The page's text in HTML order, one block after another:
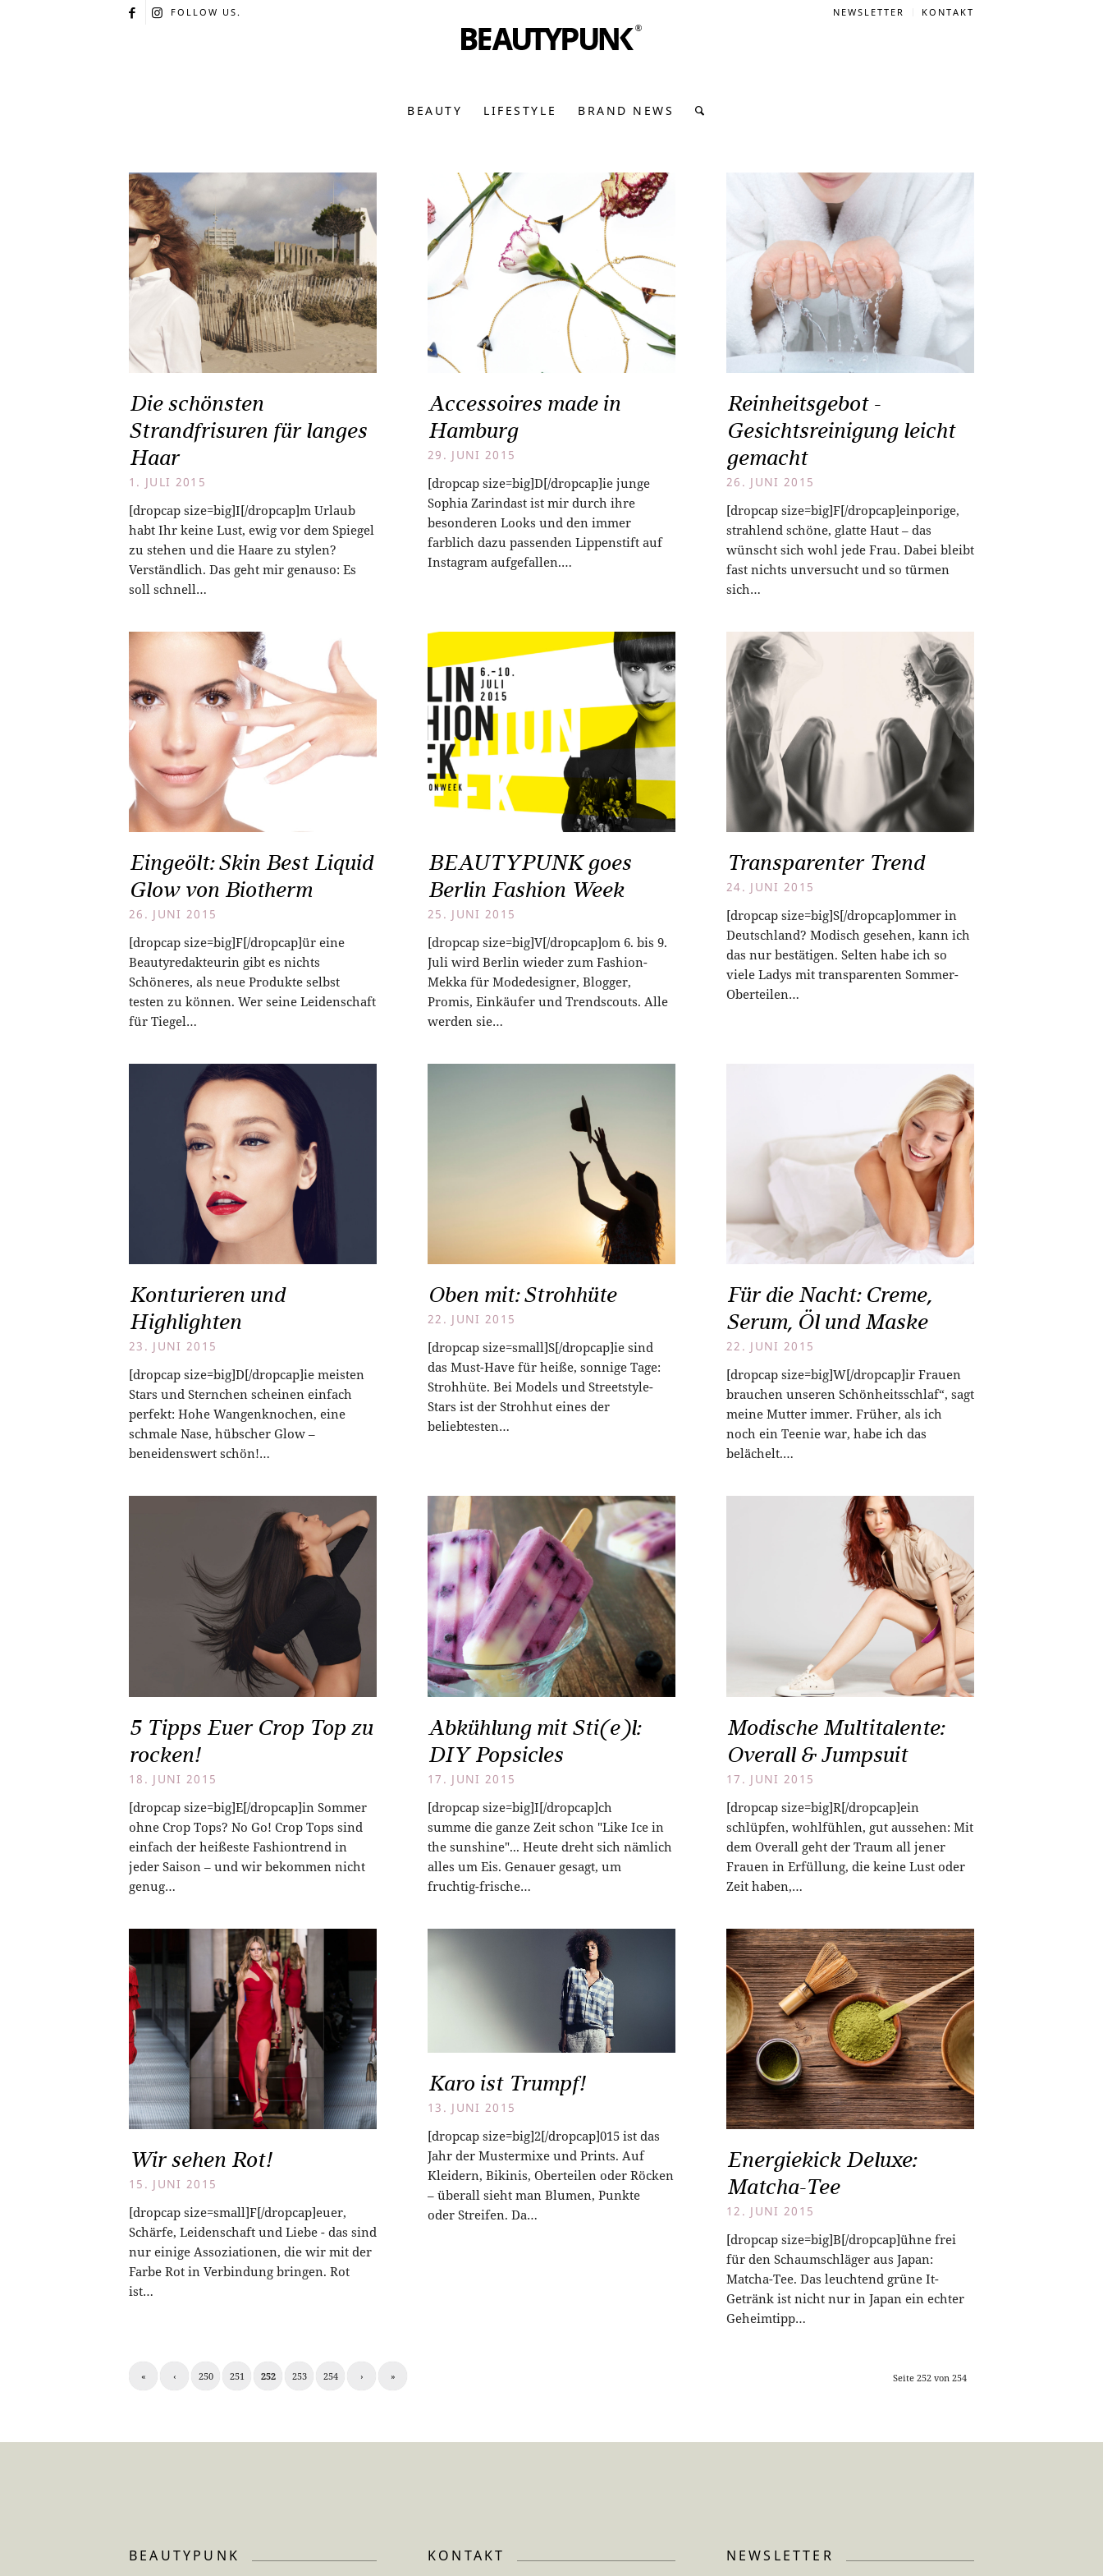
NEWSLETTER KONTAKT
FOLLOW US.
BEAUTY LIFESTYLE BRAND NEWS
Die schönsten
Strandfrisuren für langes
Haar
1. JULI 2015
[dropcap size=big]I[/dropcap]m Urlaub
habt Ihr keine Lust, ewig vor dem Spiegel
zu stehen und die Haare zu stylen?
Verständlich. Das geht mir genauso: Es
soll schnell…
Accessoires made in
Hamburg
29. JUNI 2015
[dropcap size=big]D[/dropcap]ie junge
Sophia Zarindast ist mir durch ihre
besonderen Looks und den immer
farblich dazu passenden Lippenstift auf
Instagram aufgefallen.…
Reinheitsgebot -
Gesichtsreinigung leicht
gemacht
26. JUNI 2015
[dropcap size=big]F[/dropcap]einporige,
strahlend schöne, glatte Haut – das
wünscht sich wohl jede Frau. Dabei bleibt
fast nichts unversucht und so türmen
sich…
Eingeölt: Skin Best Liquid
Glow von Biotherm
26. JUNI 2015
[dropcap size=big]F[/dropcap]ür eine
Beautyredakteurin gibt es nichts
Schöneres, als neue Produkte selbst
testen zu können. Wer seine Leidenschaft
für Tiegel…
BEAUTYPUNK goes
Berlin Fashion Week
25. JUNI 2015
[dropcap size=big]V[/dropcap]om 6. bis 9.
Juli wird Berlin wieder zum Fashion-
Mekka für Modedesigner, Blogger,
Promis, Einkäufer und Trendscouts. Alle
werden sie…
Transparenter Trend
24. JUNI 2015
[dropcap size=big]S[/dropcap]ommer in
Deutschland? Modisch gesehen, kann ich
das nur bestätigen. Selten habe ich so
viele Ladys mit transparenten Sommer-
Oberteilen…
Konturieren und
Highlighten
23. JUNI 2015
[dropcap size=big]D[/dropcap]ie meisten
Stars und Sternchen scheinen einfach
perfekt: Hohe Wangenknochen, eine
schmale Nase, hübscher Glow –
beneidenswert schön!…
Oben mit: Strohhüte
22. JUNI 2015
[dropcap size=small]S[/dropcap]ie sind
das Must-Have für heiße, sonnige Tage:
Strohhüte. Bei Models und Streetstyle-
Stars ist der Strohhut eines der
beliebtesten…
Für die Nacht: Creme,
Serum, Öl und Maske
22. JUNI 2015
[dropcap size=big]W[/dropcap]ir Frauen
brauchen unseren Schönheitsschlaf“, sagt
meine Mutter immer. Früher, als ich
noch ein Teenie war, habe ich das
belächelt.…
5 Tipps Euer Crop Top zu
rocken!
18. JUNI 2015
[dropcap size=big]E[/dropcap]in Sommer
ohne Crop Tops? No Go! Crop Tops sind
einfach der heißeste Fashiontrend in
jeder Saison – und wir bekommen nicht
genug…
Abkühlung mit Sti(e)l:
DIY Popsicles
17. JUNI 2015
[dropcap size=big]I[/dropcap]ch
summe die ganze Zeit schon "Like Ice in
the sunshine"... Heute dreht sich nämlich
alles um Eis. Genauer gesagt, um
fruchtig-frische…
Modische Multitalente:
Overall & Jumpsuit
17. JUNI 2015
[dropcap size=big]R[/dropcap]ein
schlüpfen, wohlfühlen, gut aussehen: Mit
dem Overall geht der Traum all jener
Frauen in Erfüllung, die keine Lust oder
Zeit haben,…
Wir sehen Rot!
15. JUNI 2015
[dropcap size=small]F[/dropcap]euer,
Schärfe, Leidenschaft und Liebe - das sind
nur einige Assoziationen, die wir mit der
Farbe Rot in Verbindung bringen. Rot
ist…
Karo ist Trumpf!
13. JUNI 2015
[dropcap size=big]2[/dropcap]015 ist das
Jahr der Mustermixe und Prints. Auf
Kleidern, Bikinis, Oberteilen oder Röcken
– überall sieht man Blumen, Punkte
oder Streifen. Da…
Energiekick Deluxe:
Matcha-Tee
12. JUNI 2015
[dropcap size=big]B[/dropcap]ühne frei
für den Schaumschläger aus Japan:
Matcha-Tee. Das leuchtend grüne It-
Getränk ist nicht nur in Japan ein echter
Geheimtipp…
Seite 252 von 254
« ‹ 250 251 252 253 254 › »
BEAUTYPUNK KONTAKT NEWSLETTER